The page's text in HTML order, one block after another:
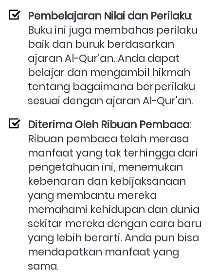
Pembelajaran Nilai dan Perilaku:
Buku ini juga membahas perilaku
baik dan buruk berdasarkan
ajaran Al-Qur'an. Anda dapat
belajar dan mengambil hikmah
tentang bagaimana berperilaku
sesuai dengan ajaran Al-Qur'an.
Diterima Oleh Ribuan Pembaca:
Ribuan pembaca telah merasa
manfaat yang tak terhingga dari
pengetahuan ini, menemukan
kebenaran dan kebijaksanaan
yang membantu mereka
memahami kehidupan dan dunia
sekitar mereka dengan cara baru
yang lebih berarti. Anda pun bisa
mendapatkan manfaat yang
sama.